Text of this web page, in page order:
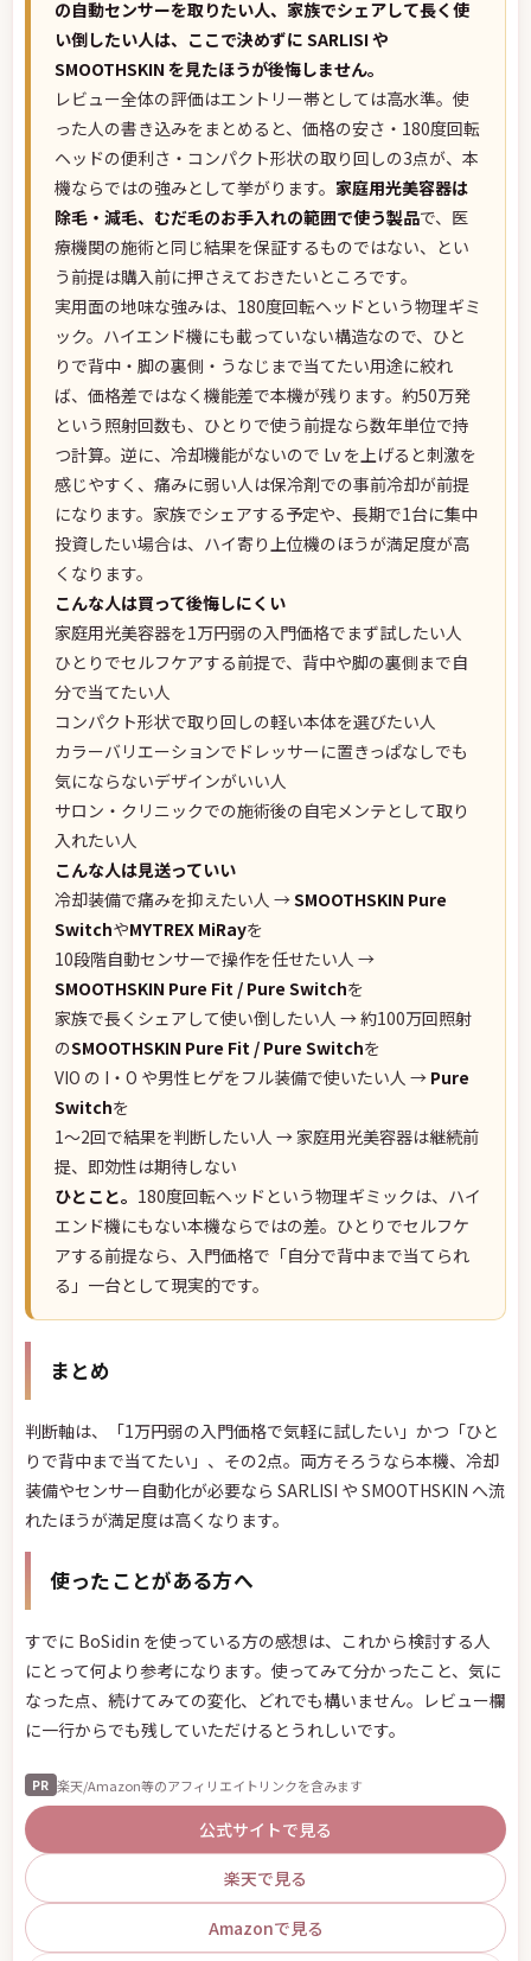
の自動センサーを取りたい人、家族でシェアして長く使
い倒したい人は、ここで決めずに SARLISI や
SMOOTHSKIN を見たほうが後悔しません。
レビュー全体の評価はエントリー帯としては高水準。使
った人の書き込みをまとめると、価格の安さ・180度回転
ヘッドの便利さ・コンパクト形状の取り回しの3点が、本
機ならではの強みとして挙がります。 家庭用光美容器は
除毛・減毛、むだ毛のお手入れの範囲で使う製品で、医
療機関の施術と同じ結果を保証するものではない、とい
う前提は購入前に押さえておきたいところです。
実用面の地味な強みは、180度回転ヘッドという物理ギミ
ック。ハイエンド機にも載っていない構造なので、ひと
りで背中・脚の裏側・うなじまで当てたい用途に絞れ
ば、価格差ではなく機能差で本機が残ります。約50万発
という照射回数も、ひとりで使う前提なら数年単位で持
つ計算。逆に、冷却機能がないので Lv を上げると刺激を
感じやすく、痛みに弱い人は保冷剤での事前冷却が前提
になります。家族でシェアする予定や、長期で1台に集中
投資したい場合は、ハイ寄り上位機のほうが満足度が高
くなります。
こんな人は買って後悔しにくい
家庭用光美容器を1万円弱の入門価格でまず試したい人
ひとりでセルフケアする前提で、背中や脚の裏側まで自
分で当てたい人
コンパクト形状で取り回しの軽い本体を選びたい人
カラーバリエーションでドレッサーに置きっぱなしでも
気にならないデザインがいい人
サロン・クリニックでの施術後の自宅メンテとして取り
入れたい人
こんな人は見送っていい
冷却装備で痛みを抑えたい人 →SMOOTHSKIN Pure
SwitchやMYTREX MiRayを
10段階自動センサーで操作を任せたい人 →
SMOOTHSKIN Pure Fit / Pure Switchを
家族で長くシェアして使い倒したい人 → 約100万回照射
のSMOOTHSKIN Pure Fit / Pure Switchを
VIO の I・O や男性ヒゲをフル装備で使いたい人 → Pure
Switchを
1〜2回で結果を判断したい人 → 家庭用光美容器は継続前
提、即効性は期待しない
ひとこと。 180度回転ヘッドという物理ギミックは、ハイ
エンド機にもない本機ならではの差。ひとりでセルフケ
アする前提なら、入門価格で「自分で背中まで当てられ
る」一台として現実的です。
まとめ
判断軸は、「1万円弱の入門価格で気軽に試したい」かつ「ひと
りで背中まで当てたい」、その2点。両方そろうなら本機、冷却
装備やセンサー自動化が必要なら SARLISI や SMOOTHSKIN へ流
れたほうが満足度は高くなります。
使ったことがある方へ
すでに BoSidin を使っている方の感想は、これから検討する人
にとって何より参考になります。使ってみて分かったこと、気に
なった点、続けてみての変化、どれでも構いません。レビュー欄
に一行からでも残していただけるとうれしいです。
PR 楽天/Amazon等のアフィリエイトリンクを含みます
公式サイトで見る
楽天で見る
Amazonで見る